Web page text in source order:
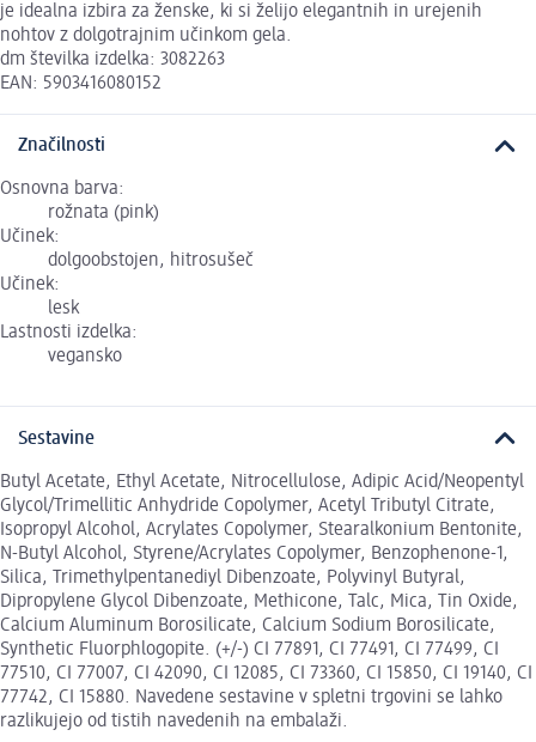
je idealna izbira za ženske, ki si želijo elegantnih in urejenih
nohtov z dolgotrajnim učinkom gela.
dm številka izdelka: 3082263
EAN: 5903416080152
Značilnosti
Osnovna barva:
rožnata (pink)
Učinek:
dolgoobstojen, hitrosušeč
Učinek:
lesk
Lastnosti izdelka:
vegansko
Sestavine
Butyl Acetate, Ethyl Acetate, Nitrocellulose, Adipic Acid/Neopentyl
Glycol/Trimellitic Anhydride Copolymer, Acetyl Tributyl Citrate,
Isopropyl Alcohol, Acrylates Copolymer, Stearalkonium Bentonite,
N-Butyl Alcohol, Styrene/Acrylates Copolymer, Benzophenone-1,
Silica, Trimethylpentanediyl Dibenzoate, Polyvinyl Butyral,
Dipropylene Glycol Dibenzoate, Methicone, Talc, Mica, Tin Oxide,
Calcium Aluminum Borosilicate, Calcium Sodium Borosilicate,
Synthetic Fluorphlogopite. (+/-) CI 77891, CI 77491, CI 77499, CI
77510, CI 77007, CI 42090, CI 12085, CI 73360, CI 15850, CI 19140, CI
77742, CI 15880. Navedene sestavine v spletni trgovini se lahko
razlikujejo od tistih navedenih na embalaži.